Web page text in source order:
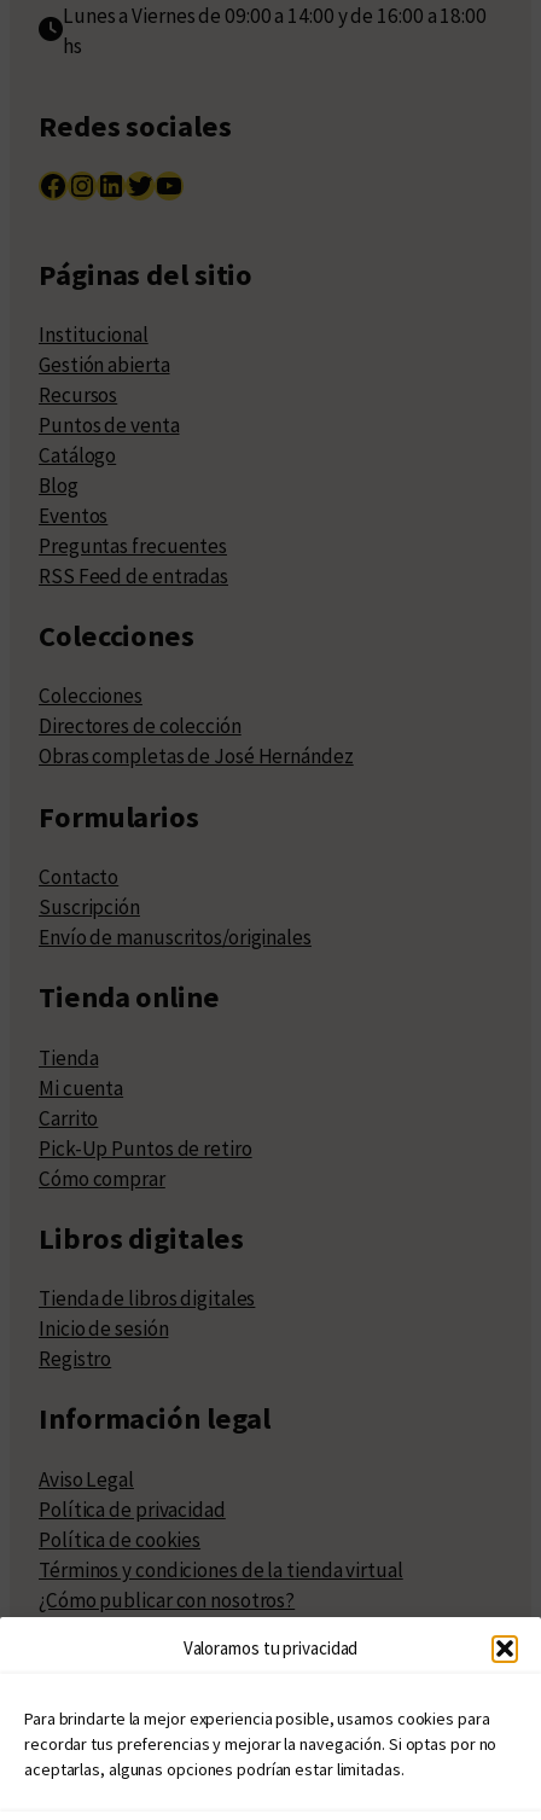
Valoramos tu privacidad
Para brindarte la mejor experiencia posible, usamos cookies para
recordar tus preferencias y mejorar la navegación. Si optas por no
aceptarlas, algunas opciones podrían estar limitadas.
Lunes a Viernes de 09:00 a 14:00 y de 16:00 a 18:00
hs
Redes sociales
Facebook InstagramLinkedIn Twitter YouTube
Páginas del sitio
Institucional
Gestión abierta
Recursos
Puntos de venta
Catálogo
Blog
Eventos
Preguntas frecuentes
RSS Feed de entradas
Colecciones
Colecciones
Directores de colección
Obras completas de José Hernández
Formularios
Contacto
Suscripción
Envío de manuscritos/originales
Tienda online
Tienda
Mi cuenta
Carrito
Pick-Up Puntos de retiro
Cómo comprar
Libros digitales
Tienda de libros digitales
Inicio de sesión
Registro
Información legal
Aviso Legal
Política de privacidad
Política de cookies
Términos y condiciones de la tienda virtual
¿Cómo publicar con nosotros?
Políticas de publicación
Políticas de coedición
Atribuciones